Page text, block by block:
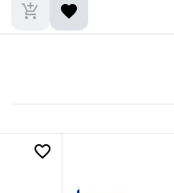
add_shopping_cart favorite
favorite_border